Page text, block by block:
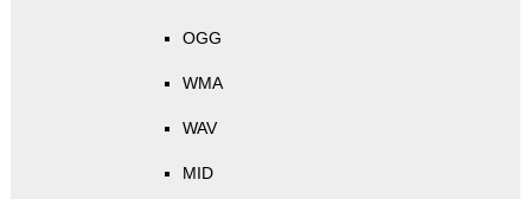
OGG
WMA
WAV
MID